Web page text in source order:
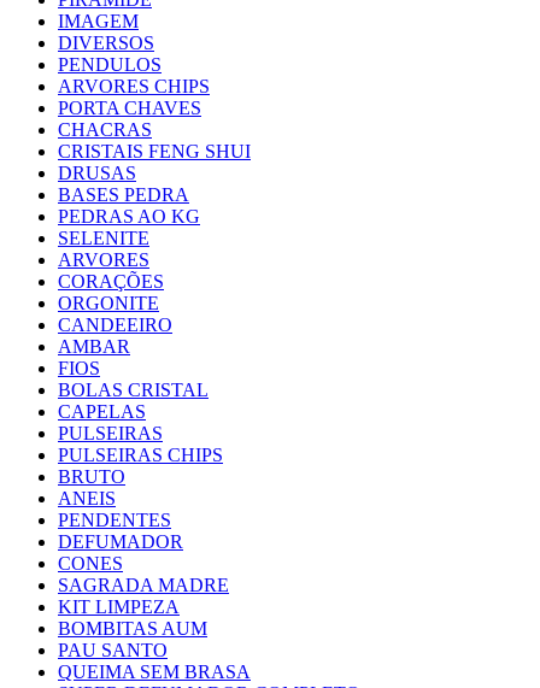
IMAGEM
DIVERSOS
PENDULOS
ARVORES CHIPS
PORTA CHAVES
CHACRAS
CRISTAIS FENG SHUI
DRUSAS
BASES PEDRA
PEDRAS AO KG
SELENITE
ARVORES
CORAÇÕES
ORGONITE
CANDEEIRO
AMBAR
FIOS
BOLAS CRISTAL
CAPELAS
PULSEIRAS
PULSEIRAS CHIPS
BRUTO
ANEIS
PENDENTES
DEFUMADOR
CONES
SAGRADA MADRE
KIT LIMPEZA
BOMBITAS AUM
PAU SANTO
QUEIMA SEM BRASA